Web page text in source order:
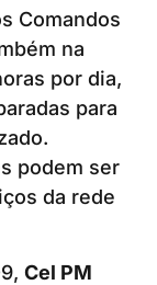
Comandos
na
por dia,
para
podem ser
da rede
Cel PM